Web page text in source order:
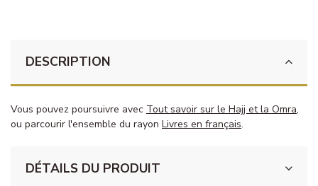
DESCRIPTION
Vous pouvez poursuivre avec Tout savoir sur le Hajj et la Omra,
ou parcourir l'ensemble du rayon Livres en français.
DÉTAILS DU PRODUIT